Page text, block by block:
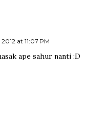
at 11:07 PM
ape sahur nanti :D